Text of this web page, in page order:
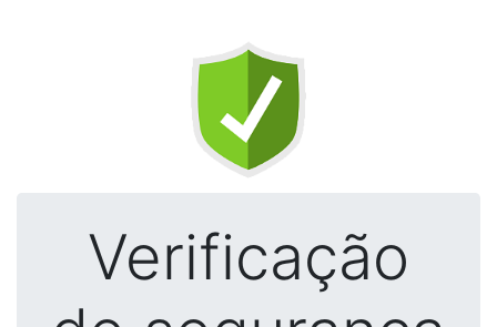
Verificação